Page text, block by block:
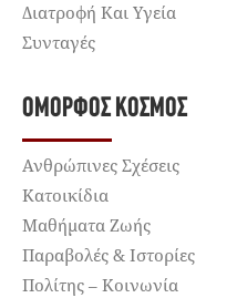
Διατροφή Και Υγεία
Συνταγές
ΌΜΟΡΦΟΣ ΚΌΣΜΟΣ
Ανθρώπινες Σχέσεις
Κατοικίδια
Μαθήματα Ζωής
Παραβολές & Ιστορίες
Πολίτης – Κοινωνία